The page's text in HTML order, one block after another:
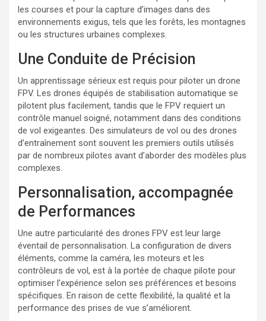
les courses et pour la capture d’images dans des
environnements exigus, tels que les forêts, les montagnes
ou les structures urbaines complexes.
Une Conduite de Précision
Un apprentissage sérieux est requis pour piloter un drone
FPV. Les drones équipés de stabilisation automatique se
pilotent plus facilement, tandis que le FPV requiert un
contrôle manuel soigné, notamment dans des conditions
de vol exigeantes. Des simulateurs de vol ou des drones
d’entraînement sont souvent les premiers outils utilisés
par de nombreux pilotes avant d’aborder des modèles plus
complexes.
Personnalisation, accompagnée
de Performances
Une autre particularité des drones FPV est leur large
éventail de personnalisation. La configuration de divers
éléments, comme la caméra, les moteurs et les
contrôleurs de vol, est à la portée de chaque pilote pour
optimiser l’expérience selon ses préférences et besoins
spécifiques. En raison de cette flexibilité, la qualité et la
performance des prises de vue s’améliorent.